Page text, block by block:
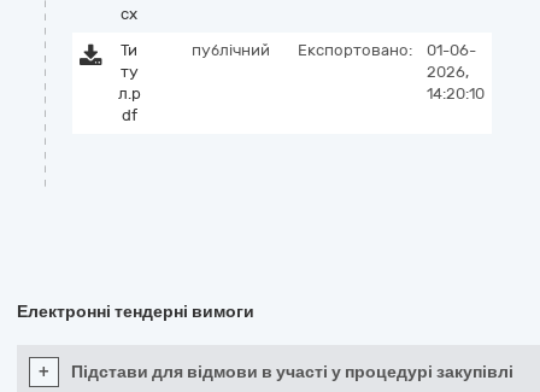
cx
Ти
ту
л.p
df
публічний Експортовано:
01-06-
2026,
14:20:10
Електронні тендерні вимоги
+ Підстави для відмови в участі у процедурі закупівлі